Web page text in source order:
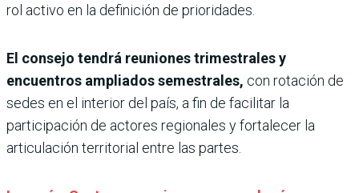
rol activo en la definición de prioridades.
El consejo tendrá reuniones trimestrales y
encuentros ampliados semestrales, con rotación de
sedes en el interior del país, a fin de facilitar la
participación de actores regionales y fortalecer la
articulación territorial entre las partes.